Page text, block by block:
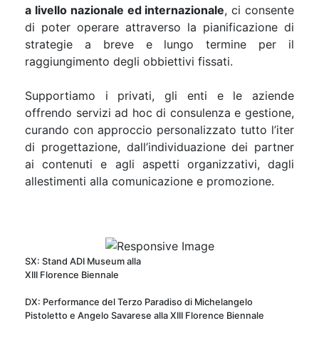
a livello nazionale ed internazionale, ci consente
di poter operare attraverso la pianificazione di
strategie a breve e lungo termine per il
raggiungimento degli obbiettivi fissati.
Supportiamo i privati, gli enti e le aziende
offrendo servizi ad hoc di consulenza e gestione,
curando con approccio personalizzato tutto l’iter
di progettazione, dall’individuazione dei partner
ai contenuti e agli aspetti organizzativi, dagli
allestimenti alla comunicazione e promozione.
SX: Stand ADI Museum alla
XIII Florence Biennale
DX: Performance del Terzo Paradiso di Michelangelo
Pistoletto e Angelo Savarese alla XIII Florence Biennale